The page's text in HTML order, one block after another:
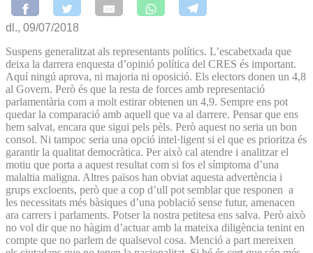
dl., 09/07/2018
Suspens generalitzat als representants polítics. L’escabetxada que
deixa la darrera enquesta d’opinió política del CRES és important.
Aquí ningú aprova, ni majoria ni oposició. Els electors donen un 4,8
al Govern. Però és que la resta de forces amb representació
parlamentària com a molt estirar obtenen un 4,9. Sempre ens pot
quedar la comparació amb aquell que va al darrere. Pensar que ens
hem salvat, encara que sigui pels pèls. Però aquest no seria un bon
consol. Ni tampoc seria una opció intel·ligent si el que es prioritza és
garantir la qualitat democràtica. Per això cal atendre i analitzar el
motiu que porta a aquest resultat com si fos el símptoma d’una
malaltia maligna. Altres països han obviat aquesta advertència i
grups excloents, però que a cop d’ull pot semblar que responen a
les necessitats més bàsiques d’una població sense futur, amenacen
ara carrers i parlaments. Potser la nostra petitesa ens salva. Però això
no vol dir que no hàgim d’actuar amb la mateixa diligència tenint en
compte que no parlem de qualsevol cosa. Menció a part mereixen